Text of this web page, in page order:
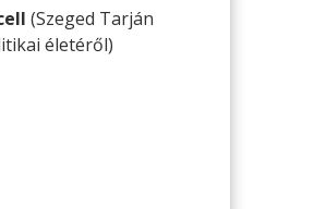
(Szeged Tarján
életéről)